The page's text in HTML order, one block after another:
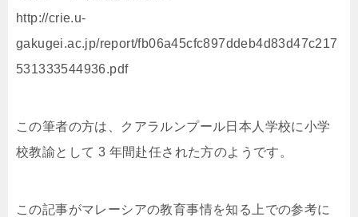
http://crie.u-
gakugei.ac.jp/report/fb06a45cfc897ddeb4d83d47c217
531333544936.pdf
この筆者の方は、クアラルンプール日本人学校に小学
校教諭として 3 年間赴任された方のようです。
この記事がマレーシアの教育事情を知る上での参考に